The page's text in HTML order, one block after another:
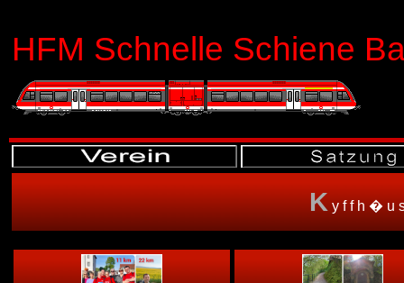
HFM Schnelle Schiene
K